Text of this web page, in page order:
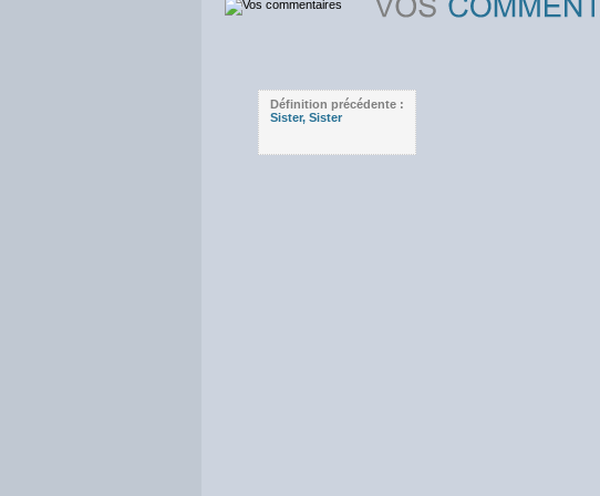
Définition précédente :
Sister, Sister